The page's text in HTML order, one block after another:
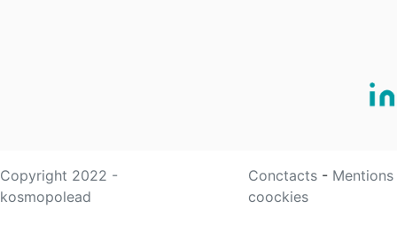
Copyright 2022 -
kosmopolead
Conctacts -
coockies